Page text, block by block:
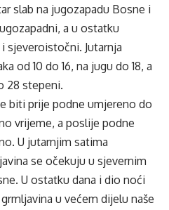
slab na jugozapadu Bosne i
a u ostatku
sjeveroistočni. Jutarnja
od 10 do 16, na jugu do 18, a
28 stepeni.
biti prije podne umjereno do
vrijeme, a poslije podne
U jutarnjim satima
se očekuju u sjevernim
U ostatku dana i dio noći
u većem dijelu naše